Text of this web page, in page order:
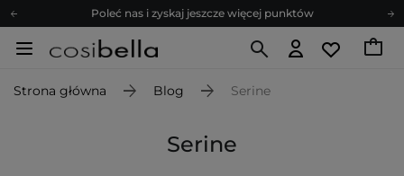
Poleć nas i zyskaj jeszcze więcej punktów
Zapisz się na newsletter pełen porad
Z nami to możliwe! Realizacja zamówienia do 24h.
Zapisz się na newsletter pełen porad
Strona główna Blog Serine
Serine